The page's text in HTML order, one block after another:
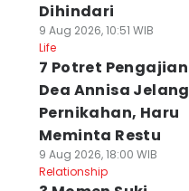
Dihindari
9 Aug 2026, 10:51 WIB
Life
7 Potret Pengajian
Dea Annisa Jelang
Pernikahan, Haru
Meminta Restu
9 Aug 2026, 18:00 WIB
Relationship